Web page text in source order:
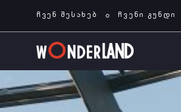
ჩვენ შესახებ ჩვენი გუნდი